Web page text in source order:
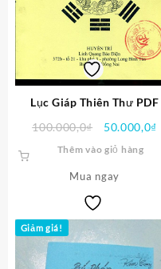
Lục Giáp Thiên Thư PDF
100.000,0₫
Giá
gốc
100.000,0₫.
50.000,0₫
Thêm vào giỏ hàng
Mua ngay
Giảm giá!